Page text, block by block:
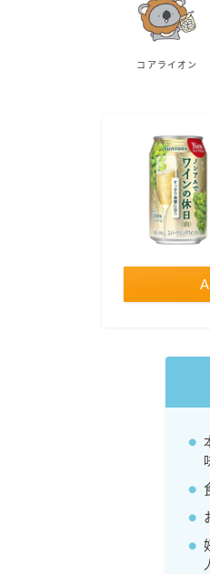
コアライオン